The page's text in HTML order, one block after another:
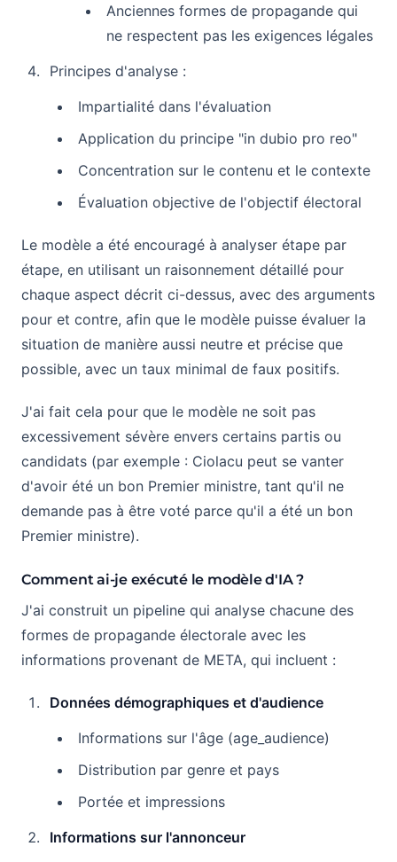
Anciennes formes de propagande qui
ne respectent pas les exigences légales
Principes d'analyse :
Impartialité dans l'évaluation
Application du principe "in dubio pro reo"
Concentration sur le contenu et le contexte
Évaluation objective de l'objectif électoral
Le modèle a été encouragé à analyser étape par
étape, en utilisant un raisonnement détaillé pour
chaque aspect décrit ci-dessus, avec des arguments
pour et contre, afin que le modèle puisse évaluer la
situation de manière aussi neutre et précise que
possible, avec un taux minimal de faux positifs.
J'ai fait cela pour que le modèle ne soit pas
excessivement sévère envers certains partis ou
candidats (par exemple : Ciolacu peut se vanter
d'avoir été un bon Premier ministre, tant qu'il ne
demande pas à être voté parce qu'il a été un bon
Premier ministre).
Comment ai-je exécuté le modèle d'IA ?
J'ai construit un pipeline qui analyse chacune des
formes de propagande électorale avec les
informations provenant de META, qui incluent :
Données démographiques et d'audience
Informations sur l'âge (age_audience)
Distribution par genre et pays
Portée et impressions
Informations sur l'annonceur